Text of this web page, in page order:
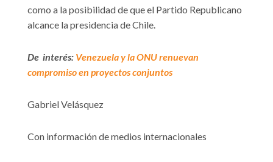
como a la posibilidad de que el Partido Republicano
alcance la presidencia de Chile.
De interés: Venezuela y la ONU renuevan
compromiso en proyectos conjuntos
Gabriel Velásquez
Con información de medios internacionales